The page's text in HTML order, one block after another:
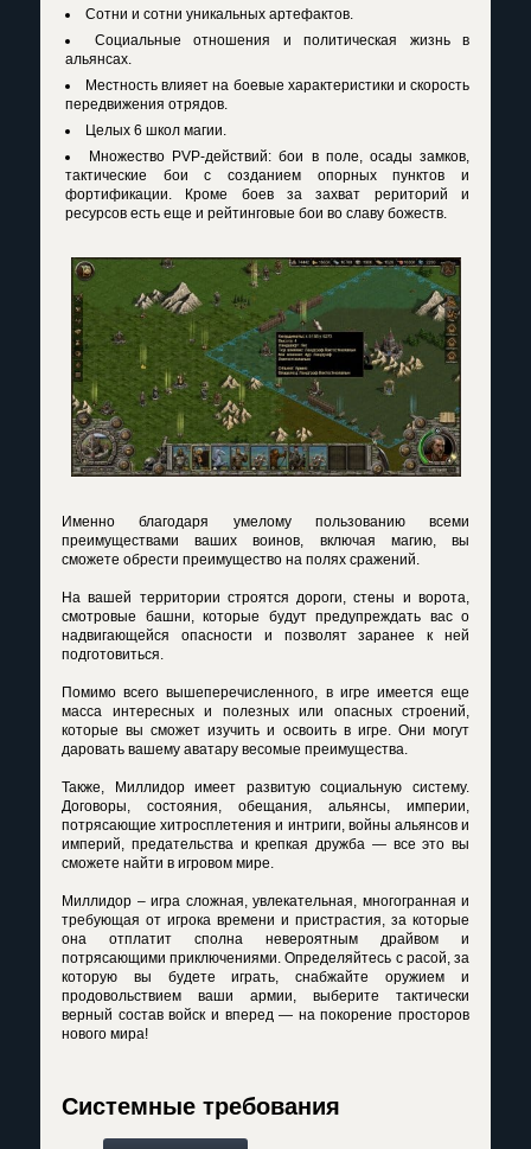
Сотни и сотни уникальных артефактов.
Социальные отношения и политическая жизнь в
альянсах.
Местность влияет на боевые характеристики и скорость
передвижения отрядов.
Целых 6 школ магии.
Множество PVP-действий: бои в поле, осады замков,
тактические бои с созданием опорных пунктов и
фортификации. Кроме боев за захват рериторий и
ресурсов есть еще и рейтинговые бои во славу божеств.
Именно благодаря умелому пользованию всеми
преимуществами ваших воинов, включая магию, вы
сможете обрести преимущество на полях сражений.
На вашей территории строятся дороги, стены и ворота,
смотровые башни, которые будут предупреждать вас о
надвигающейся опасности и позволят заранее к ней
подготовиться.
Помимо всего вышеперечисленного, в игре имеется еще
масса интересных и полезных или опасных строений,
которые вы сможет изучить и освоить в игре. Они могут
даровать вашему аватару весомые преимущества.
Также, Миллидор имеет развитую социальную систему.
Договоры, состояния, обещания, альянсы, империи,
потрясающие хитросплетения и интриги, войны альянсов и
империй, предательства и крепкая дружба — все это вы
сможете найти в игровом мире.
Миллидор – игра сложная, увлекательная, многогранная и
требующая от игрока времени и пристрастия, за которые
она отплатит сполна невероятным драйвом и
потрясающими приключениями. Определяйтесь с расой, за
которую вы будете играть, снабжайте оружием и
продовольствием ваши армии, выберите тактически
верный состав войск и вперед — на покорение просторов
нового мира!
Системные требования